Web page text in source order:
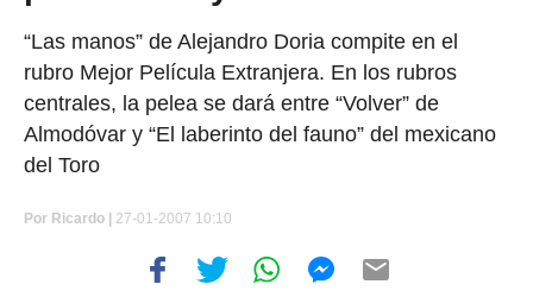
“Las manos” de Alejandro Doria compite en el
rubro Mejor Película Extranjera. En los rubros
centrales, la pelea se dará entre “Volver” de
Almodóvar y “El laberinto del fauno” del mexicano
del Toro
Por Ricardo | 27-01-2007 10:10